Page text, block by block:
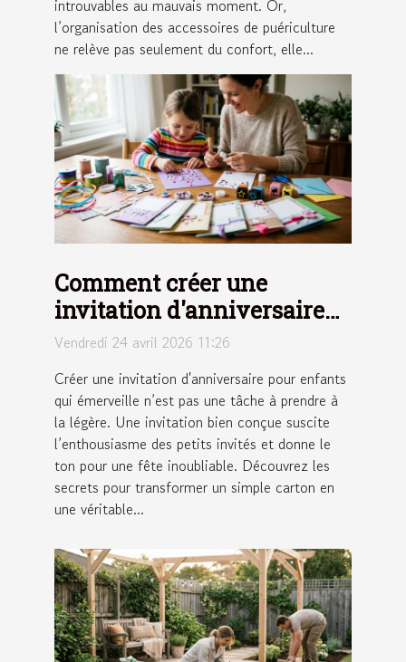
introuvables au mauvais moment. Or,
l’organisation des accessoires de puériculture
ne relève pas seulement du confort, elle...
Comment créer une
invitation d'anniversaire
pour enfants qui
Vendredi 24 avril 2026 11:26
Créer une invitation d'anniversaire pour enfants
qui émerveille n’est pas une tâche à prendre à
la légère. Une invitation bien conçue suscite
l’enthousiasme des petits invités et donne le
ton pour une fête inoubliable. Découvrez les
secrets pour transformer un simple carton en
une véritable...